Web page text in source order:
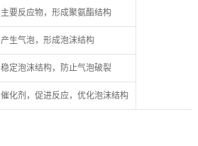
主要反应物，形成聚氨酯结构
产生气泡，形成泡沫结构
稳定泡沫结构，防止气泡破裂
催化剂，促进反应，优化泡沫结构